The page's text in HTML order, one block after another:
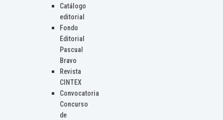
Catálogo
editorial
Fondo
Editorial
Pascual
Bravo
Revista
CINTEX
Convocatoria
Concurso
de